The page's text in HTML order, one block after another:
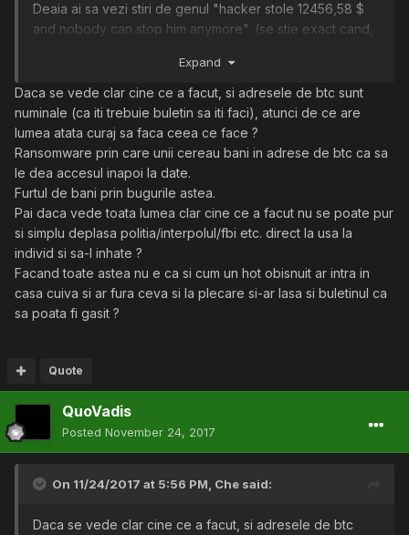
Deaia ai sa vezi stiri de genul "hacker stole 12456,58 $
and nobody can stop him anymore". (se stie exact cand,
Expand
Daca se vede clar cine ce a facut, si adresele de btc sunt
numinale (ca iti trebuie buletin sa iti faci), atunci de ce are
lumea atata curaj sa faca ceea ce face ?
Ransomware prin care unii cereau bani in adrese de btc ca sa
le dea accesul inapoi la date.
Furtul de bani prin bugurile astea.
Pai daca vede toata lumea clar cine ce a facut nu se poate pur
si simplu deplasa politia/interpolul/fbi etc. direct la usa la
individ si sa-l inhate ?
Facand toate astea nu e ca si cum un hot obisnuit ar intra in
casa cuiva si ar fura ceva si la plecare si-ar lasa si buletinul ca
sa poata fi gasit ?
Quote
QuoVadis
Posted November 24, 2017
On 11/24/2017 at 5:56 PM, Che said:
Daca se vede clar cine ce a facut, si adresele de btc